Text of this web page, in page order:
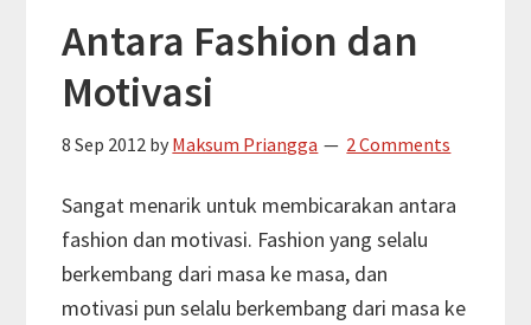
Antara Fashion dan
Motivasi
8 Sep 2012 by Maksum Priangga 2 Comments
Sangat menarik untuk membicarakan antara
fashion dan motivasi. Fashion yang selalu
berkembang dari masa ke masa, dan
motivasi pun selalu berkembang dari masa ke